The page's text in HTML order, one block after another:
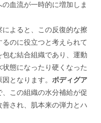
血流が一時的に増加しま
よると、この反復的な擦
のに役立つと考えられて
む結合組織であり、運動
態になったり硬くなった
となります。 ボディグア
、この組織の水分補給が促
され、肌本来の弾力とハ